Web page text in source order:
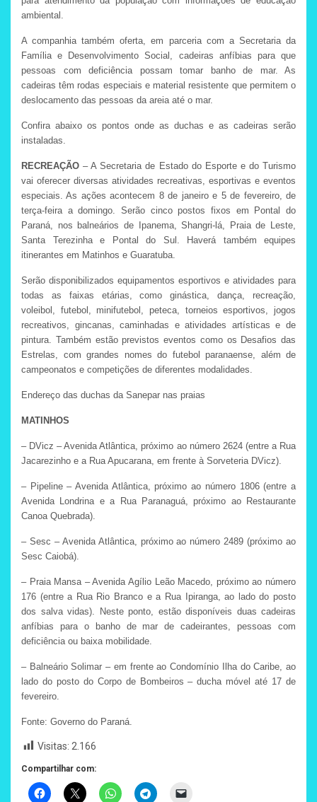
ambiental.
A companhia também oferta, em parceria com a Secretaria da
Família e Desenvolvimento Social, cadeiras anfíbias para que
pessoas com deficiência possam tomar banho de mar. As
cadeiras têm rodas especiais e material resistente que permitem o
deslocamento das pessoas da areia até o mar.
Confira abaixo os pontos onde as duchas e as cadeiras serão
instaladas.
RECREAÇÃO – A Secretaria de Estado do Esporte e do Turismo
vai oferecer diversas atividades recreativas, esportivas e eventos
especiais. As ações acontecem 8 de janeiro e 5 de fevereiro, de
terça-feira a domingo. Serão cinco postos fixos em Pontal do
Paraná, nos balneários de Ipanema, Shangri-lá, Praia de Leste,
Santa Terezinha e Pontal do Sul. Haverá também equipes
itinerantes em Matinhos e Guaratuba.
Serão disponibilizados equipamentos esportivos e atividades para
todas as faixas etárias, como ginástica, dança, recreação,
voleibol, futebol, minifutebol, peteca, torneios esportivos, jogos
recreativos, gincanas, caminhadas e atividades artísticas e de
pintura. Também estão previstos eventos como os Desafios das
Estrelas, com grandes nomes do futebol paranaense, além de
campeonatos e competições de diferentes modalidades.
Endereço das duchas da Sanepar nas praias
MATINHOS
– DVicz – Avenida Atlântica, próximo ao número 2624 (entre a Rua
Jacarezinho e a Rua Apucarana, em frente à Sorveteria DVicz).
– Pipeline – Avenida Atlântica, próximo ao número 1806 (entre a
Avenida Londrina e a Rua Paranaguá, próximo ao Restaurante
Canoa Quebrada).
– Sesc – Avenida Atlântica, próximo ao número 2489 (próximo ao
Sesc Caiobá).
– Praia Mansa – Avenida Agílio Leão Macedo, próximo ao número
176 (entre a Rua Rio Branco e a Rua Ipiranga, ao lado do posto
dos salva vidas). Neste ponto, estão disponíveis duas cadeiras
anfíbias para o banho de mar de cadeirantes, pessoas com
deficiência ou baixa mobilidade.
– Balneário Solimar – em frente ao Condomínio Ilha do Caribe, ao
lado do posto do Corpo de Bombeiros – ducha móvel até 17 de
fevereiro.
Fonte: Governo do Paraná.
Visitas: 2.166
Compartilhar com: